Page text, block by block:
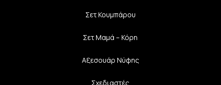
Σετ Κουμπάρου
Σετ Μαμά – Κόρη
Αξεσουάρ Νύφης
Σχεδιαστές